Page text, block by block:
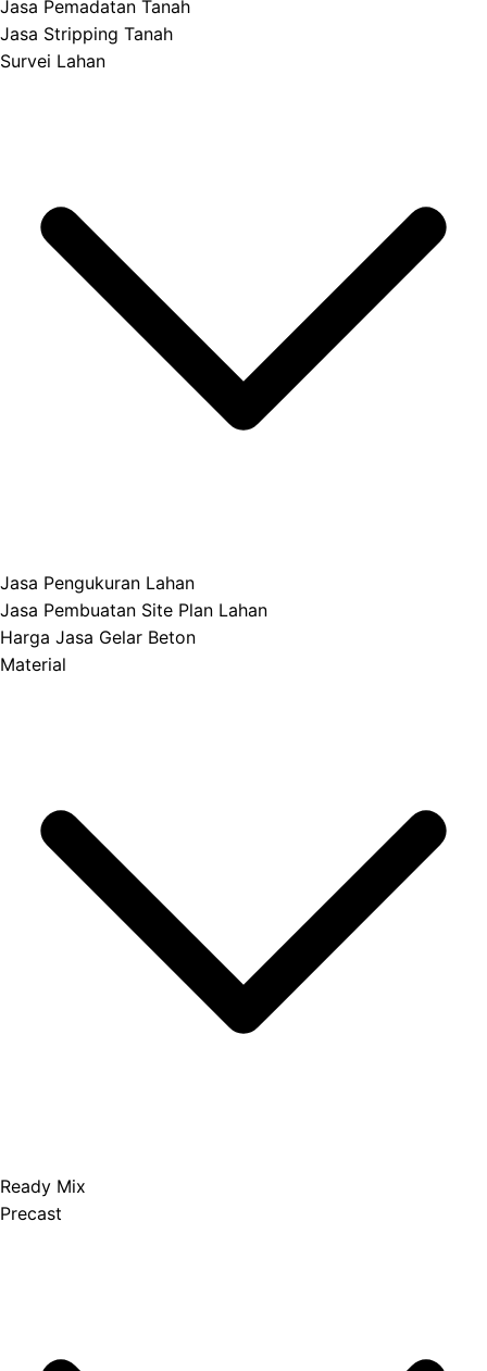
Jasa Pemadatan Tanah
Jasa Stripping Tanah
Survei Lahan
Jasa Pengukuran Lahan
Jasa Pembuatan Site Plan Lahan
Harga Jasa Gelar Beton
Material
Ready Mix
Precast